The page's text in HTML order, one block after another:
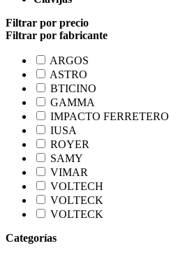
Filtrar por precio
Filtrar por fabricante
ARGOS
ASTRO
BTICINO
GAMMA
IMPACTO FERRETERO
IUSA
ROYER
SAMY
VIMAR
VOLTECH
VOLTECK
VOLTECK
Categorías